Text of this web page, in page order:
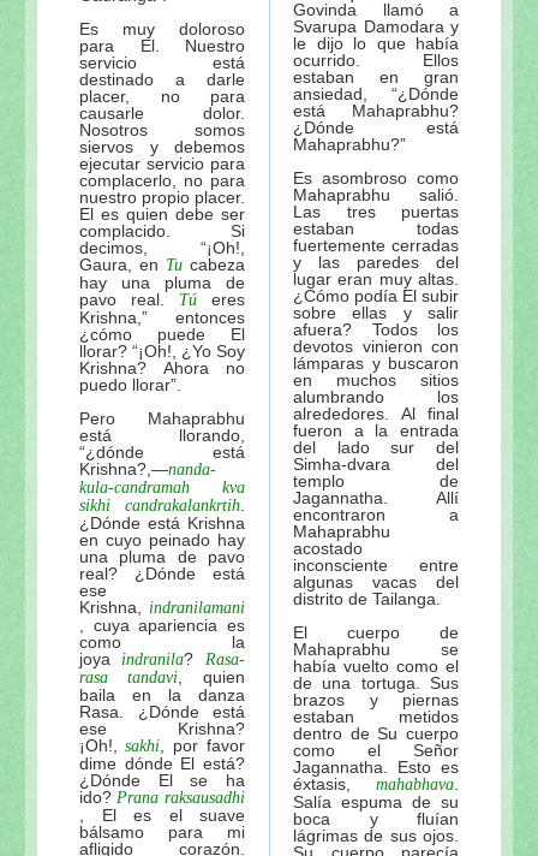
Es muy doloroso
para El. Nuestro
servicio está
destinado a darle
placer, no para
causarle dolor.
Nosotros somos
siervos y debemos
ejecutar servicio para
complacerlo, no para
nuestro propio placer.
El es quien debe ser
complacido. Si
decimos, “¡Oh!,
Gaura, en Tu cabeza
hay una pluma de
pavo real. Tú eres
Krishna,” entonces
¿cómo puede El
llorar? “¡Oh!, ¿Yo Soy
Krishna? Ahora no
puedo llorar”.
Pero Mahaprabhu
está llorando,
“¿dónde está
Krishna?,—nanda-
kula-candramah kva
sikhi candrakalankrtih
¿Dónde está Krishna
en cuyo peinado hay
una pluma de pavo
real? ¿Dónde está
ese
Krishna, indranilamani
, cuya apariencia es
como la
joya indranila? Rasa-
rasa tandavi , quien
baila en la danza
Rasa. ¿Dónde está
ese Krishna?
¡Oh!, sakhi , por favor
dime dónde El está?
¿Dónde El se ha
ido? Prana raksausadhi
, El es el suave
bálsamo para mi
afligido corazón.
Govinda llamó a
Svarupa Damodara y
le dijo lo que había
ocurrido. Ellos
estaban en gran
ansiedad, “¿Dónde
está Mahaprabhu?
¿Dónde está
Mahaprabhu?”
Es asombroso como
Mahaprabhu salió.
Las tres puertas
estaban todas
fuertemente cerradas
y las paredes del
lugar eran muy altas.
¿Cómo podía El subir
sobre ellas y salir
afuera? Todos los
devotos vinieron con
lámparas y buscaron
en muchos sitios
alumbrando los
alrededores. Al final
fueron a la entrada
del lado sur del
Simha-dvara del
templo de
Jagannatha. Allí
encontraron a
Mahaprabhu
acostado
inconsciente entre
algunas vacas del
distrito de Tailanga.
El cuerpo de
Mahaprabhu se
había vuelto como el
de una tortuga. Sus
brazos y piernas
estaban metidos
dentro de Su cuerpo
como el Señor
Jagannatha. Esto es
éxtasis, mahabhava
Salía espuma de su
boca y fluían
lágrimas de sus ojos.
Su cuerpo parecía